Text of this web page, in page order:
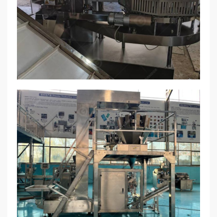
Обучение: Наши специалисты
предлагают практическое обучение,
чтобы ваша команда знала, как
правильно управлять машиной..
Техническая поддержка: Наша
служба поддержки готова устранить
любые проблемы и предложить
рекомендации, когда это необходимо..
Услуги по техническому
обслуживанию: Мы предлагаем
регулярное техническое обслуживание,
чтобы ваша машина работала
бесперебойно..